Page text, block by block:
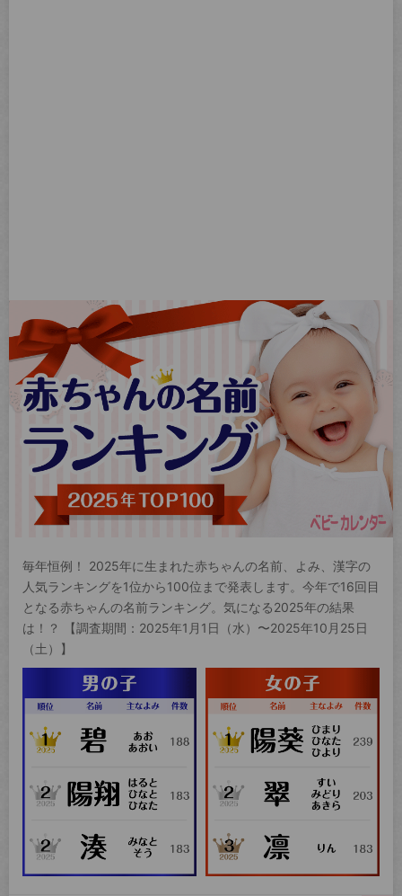
毎年恒例！ 2025年に生まれた赤ちゃんの名前、よみ、漢字の
人気ランキングを1位から100位まで発表します。今年で16回目
となる赤ちゃんの名前ランキング。気になる2025年の結果
は！？ 【調査期間：2025年1月1日（水）〜2025年10月25日
（土）】